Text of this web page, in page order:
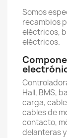
Somos
recambios
eléctricos,
eléctricos.
Hall, BMS,
carga,
cables de
contacto,
delanteras